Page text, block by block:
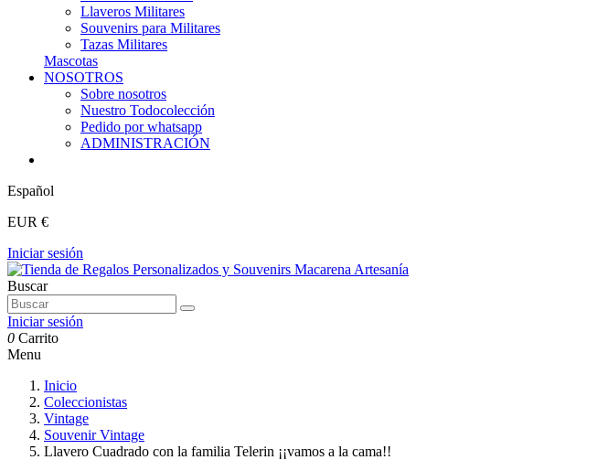
Llaveros Militares
Souvenirs para Militares
Tazas Militares
Mascotas
NOSOTROS
Sobre nosotros
Nuestro Todocolección
Pedido por whatsapp
ADMINISTRACIÓN
Español
EUR €
Iniciar sesión
Buscar
Iniciar sesión
0 Carrito
Menu
Inicio
Coleccionistas
Vintage
Souvenir Vintage
Llavero Cuadrado con la familia Telerin ¡¡vamos a la cama!!